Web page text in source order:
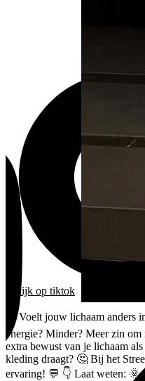
bekijk op tiktok
☀️ Voelt jouw lichaam anders
energie? Minder? Meer zin
extra bewust van je lichaam
kleding draagt? 🤔 Bij het
ervaring! 💬 👇 Laat weten: 🌞